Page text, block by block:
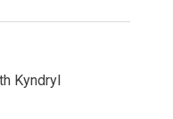
Kyndryl